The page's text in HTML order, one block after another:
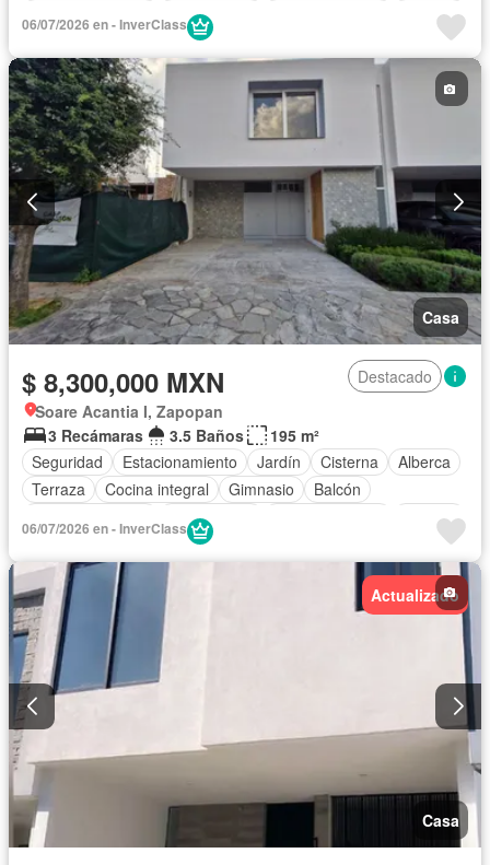
Zona infantil
Internet
Electricidad
Cuarto de Limpieza
Cancha de tenis
Despacho
Recámara con closet
Caseta de vigilancia
06/07/2026 en - InverClass
Casa
$ 8,300,000 MXN
Destacado
Soare Acantia I, Zapopan
3 Recámaras
3.5 Baños
195 m²
Seguridad
Estacionamiento Jardín Cisterna
Alberca
Terraza
Cocina integral Gimnasio
Balcón
Zona infantil
Internet
Agua
Recámara con closet
06/07/2026 en - InverClass
Actualizado
Casa